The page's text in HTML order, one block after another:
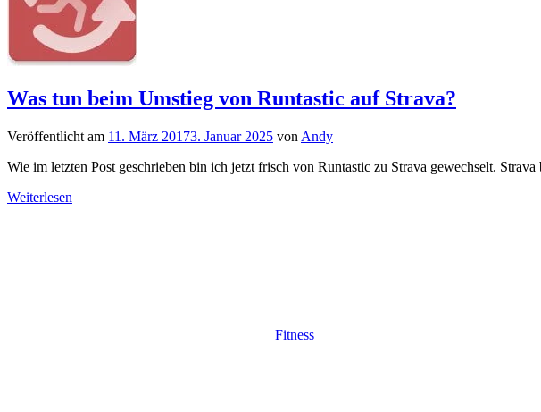
Was tun beim Umstieg von Runtastic auf Strava?
Veröffentlicht am 11. März 20173. Januar 2025 von Andy
Wie im letzten Post geschrieben bin ich jetzt frisch von Runtastic zu Strava gewechselt.
Weiterlesen
Fitness